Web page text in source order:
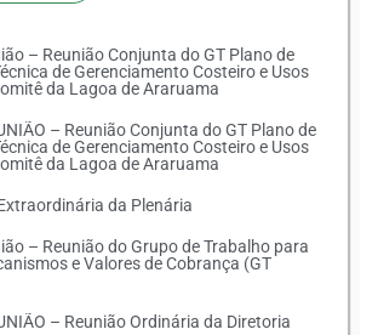
– Reunião Conjunta do GT Plano de
de Gerenciamento Costeiro e Usos
da Lagoa de Araruama
– Reunião Conjunta do GT Plano de
de Gerenciamento Costeiro e Usos
da Lagoa de Araruama
da Plenária
– Reunião do Grupo de Trabalho para
e Valores de Cobrança (GT
– Reunião Ordinária da Diretoria